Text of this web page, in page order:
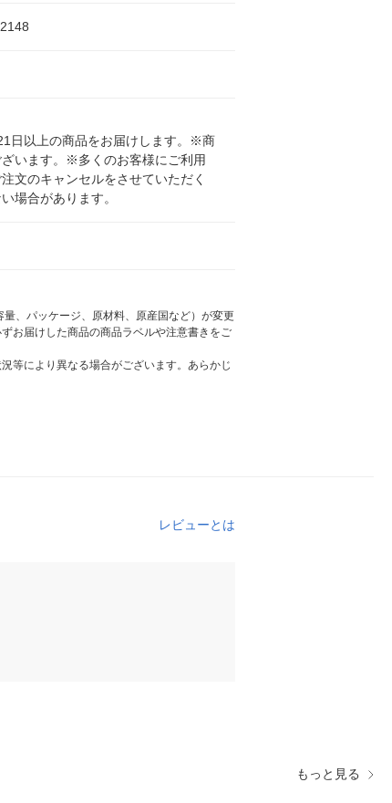
日以上の商品をお届けします。※商
います。※多くのお客様にご利用
文のキャンセルをさせていただく
場合があります。
、パッケージ、原材料、原産国など）が変更
お届けした商品の商品ラベルや注意書きをご
等により異なる場合がございます。あらかじ
レビューとは
もっと見る